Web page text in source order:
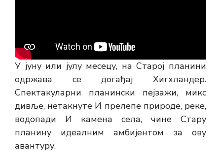
У јуну или јулу месецу, на Старој планини
одржава се догађај Хигхландер.
Спектакуларни планински пејзажи, микс
дивље, нетакнуте И прелепе природе, реке,
водопади И камена села, чине Стару
планину идеалним амбијентом за ову
авантуру.